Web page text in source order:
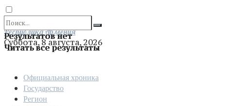
Результатов нет
Читать все результаты
Отправить
Республика Армения
Суббота, 8 августа, 2026
Официальная хроника
Государство
Регион